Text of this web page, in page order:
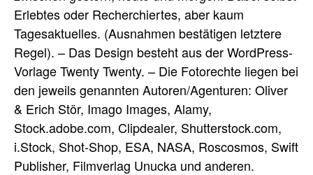
Erlebtes oder Recherchiertes, aber kaum
Tagesaktuelles. (Ausnahmen bestätigen letztere
Regel). – Das Design besteht aus der WordPress-
Vorlage Twenty Twenty. – Die Fotorechte liegen bei
den jeweils genannten Autoren/Agenturen: Oliver
& Erich Stör, Imago Images, Alamy,
Stock.adobe.com, Clipdealer, Shutterstock.com,
i.Stock, Shot-Shop, ESA, NASA, Roscosmos, Swift
Publisher, Filmverlag Unucka und anderen.